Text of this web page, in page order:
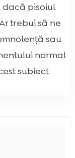
dacă pisoiul
trebui să ne
sau
normal
subiect